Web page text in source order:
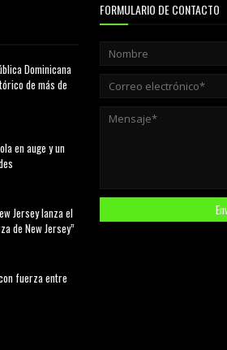
Dominicana
de más de
en auge y un
Jersey lanza el
de New Jersey”
fuerza entre
FORMULARIO DE CONTACTO